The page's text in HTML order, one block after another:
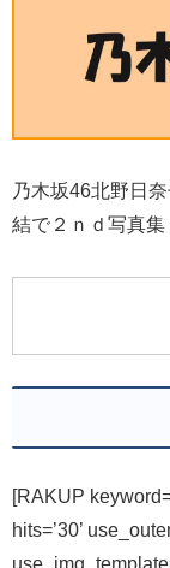
乃木坂46北野日
結で２ｎｄ写真
[RAKUP
hits=’30’